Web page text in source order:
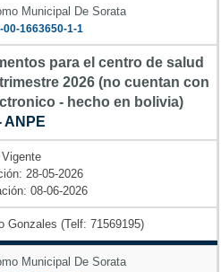
Municipal De Sorata
00-1663650-1-1
para el centro de salud
2026 (no cuentan con
- hecho en bolivia)
ANPE
Vigente
28-05-2026
08-06-2026
Gonzales (Telf: 71569195)
Municipal De Sorata